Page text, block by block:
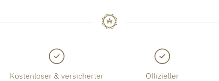
Kostenloser & versicherter
Offizieller